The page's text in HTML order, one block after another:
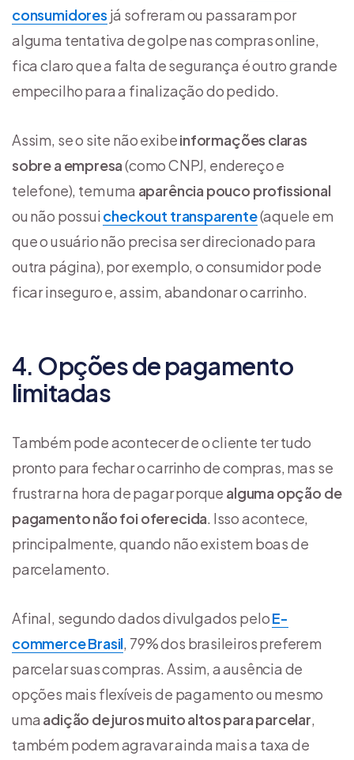
consumidores já sofreram ou passaram por
alguma tentativa de golpe nas compras online,
fica claro que a falta de segurança é outro grande
empecilho para a finalização do pedido.
Assim, se o site não exibeinformações claras
sobre a empresa(como CNPJ, endereço e
telefone), tem uma aparência pouco profissional
ou não possui checkout transparente(aquele em
que o usuário não precisa ser direcionado para
outra página), por exemplo, o consumidor pode
ficar inseguro e, assim, abandonar o carrinho.
4. Opções de pagamento
limitadas
Também pode acontecer de o cliente ter tudo
pronto para fechar o carrinho de compras, mas se
frustrar na hora de pagar porque alguma opção de
pagamento não foi oferecida. Isso acontece,
principalmente, quando não existem boas de
parcelamento.
Afinal, segundo dados divulgados peloE-
commerce Brasil, 79% dos brasileiros preferem
parcelar suas compras. Assim, a ausência de
opções mais flexíveis de pagamento ou mesmo
uma adição de juros muito altos para parcelar,
também podem agravar ainda mais a taxa de